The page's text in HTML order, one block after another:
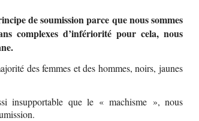
de soumission parce que nous sommes
complexes d’infériorité pour cela, nous
des femmes et des hommes, noirs, jaunes
insupportable que le « machisme », nous